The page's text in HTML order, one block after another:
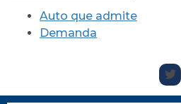
Auto que admite
Demanda